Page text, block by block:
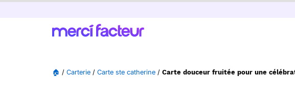
🏠 / Carterie / Carte ste catherine / Carte douceur fruitée pour une